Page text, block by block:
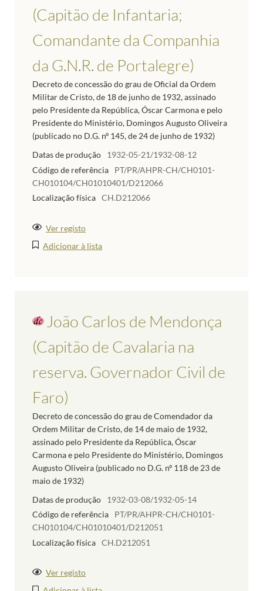
(Capitão de Infantaria;
Comandante da Companhia
da G.N.R. de Portalegre)
Decreto de concessão do grau de Oficial da Ordem
Militar de Cristo, de 18 de junho de 1932, assinado
pelo Presidente da República, Óscar Carmona e pelo
Presidente do Ministério, Domingos Augusto Oliveira
(publicado no D.G. nº 145, de 24 de junho de 1932)
Datas de produção
1932-05-21/1932-08-12
Código de referência
PT/PR/AHPR-CH/CH0101-
CH010104/CH01010401/D212066
Localização física CH.D212066
Ver registo
Adicionar à lista
João Carlos de Mendonça
(Capitão de Cavalaria na
reserva. Governador Civil de
Faro)
Decreto de concessão do grau de Comendador da
Ordem Militar de Cristo, de 14 de maio de 1932,
assinado pelo Presidente da República, Óscar
Carmona e pelo Presidente do Ministério, Domingos
Augusto Oliveira (publicado no D.G. nº 118 de 23 de
maio de 1932)
Datas de produção
1932-03-08/1932-05-14
Código de referência
PT/PR/AHPR-CH/CH0101-
CH010104/CH01010401/D212051
Localização física CH.D212051
Ver registo